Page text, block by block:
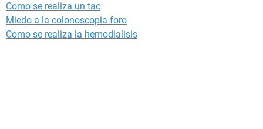
Como se realiza un tac
Miedo a la colonoscopia foro
Como se realiza la hemodialisis